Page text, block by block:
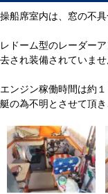
操船席室内は、窓の不
レドーム型のレーダー
去され装備されていませ
エンジン稼働時間は約
艇の為不明とさせて頂